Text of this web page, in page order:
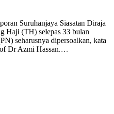
Suruhanjaya Siasatan Diraja
Haji (TH) selepas 33 bulan
seharusnya dipersoalkan, kata
Dr Azmi Hassan.…